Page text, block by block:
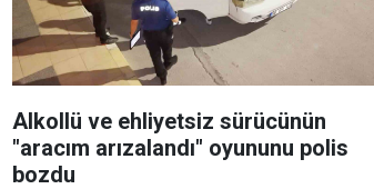
Alkollü ve ehliyetsiz sürücünün
"aracım arızalandı" oyununu polis
bozdu